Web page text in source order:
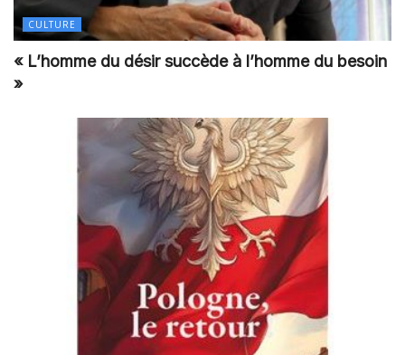
CULTURE
« L’homme du désir succède à l’homme du besoin
»